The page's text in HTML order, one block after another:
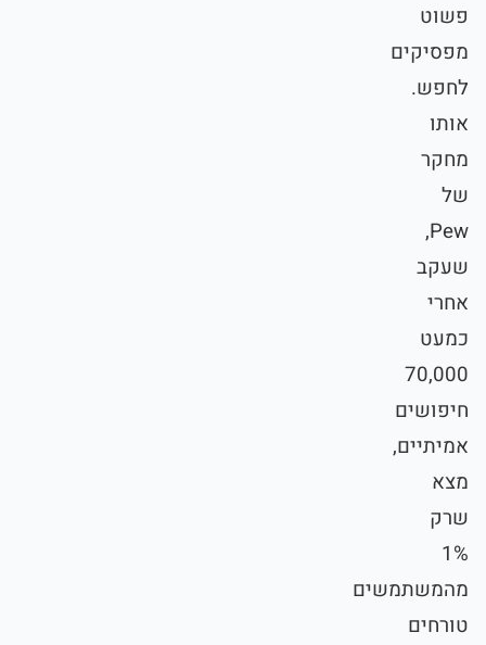
פשוט
מפסיקים
לחפש.
אותו
מחקר
של
Pew,
שעקב
אחרי
כמעט
70,000
חיפושים
אמיתיים,
מצא
שרק
1%
מהמשתמשים
טורחים